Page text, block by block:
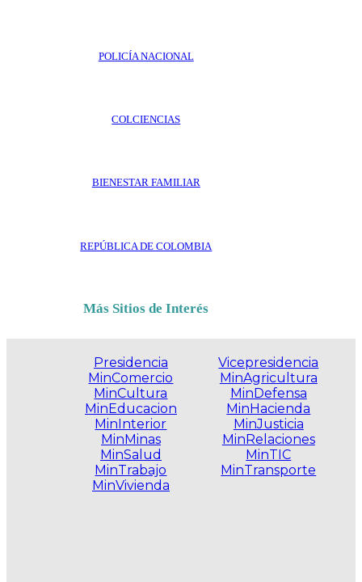
POLICÍA NACIONAL
COLCIENCIAS
BIENESTAR FAMILIAR
REPÚBLICA DE COLOMBIA
Más Sitios de Interés
Presidencia
MinComercio
MinCultura
MinEducacion
MinInterior
MinMinas
MinSalud
MinTrabajo
MinVivienda
Vicepresidencia
MinAgricultura
MinDefensa
MinHacienda
MinJusticia
MinRelaciones
MinTIC
MinTransporte